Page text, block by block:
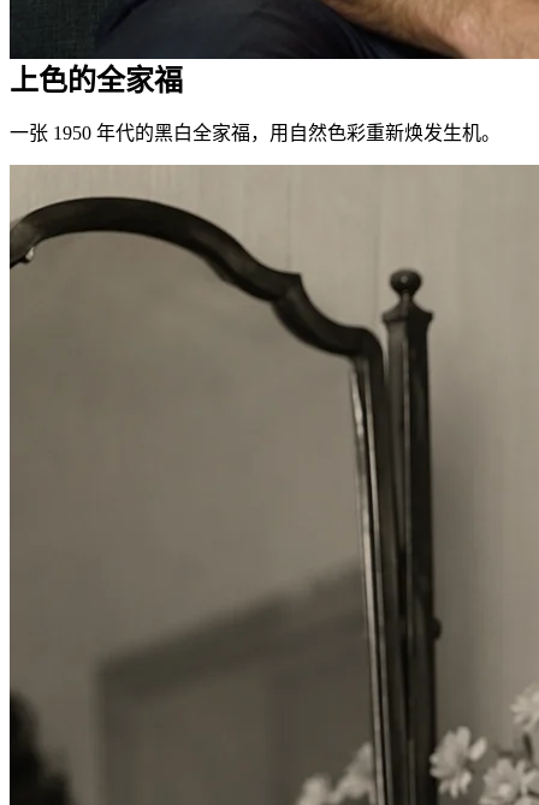
上色的全家福
一张 1950 年代的黑白全家福，用自然色彩重新焕发生机。